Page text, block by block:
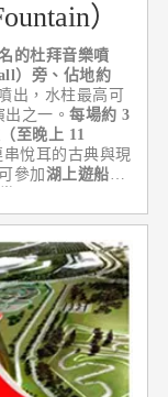
）
的杜拜音樂噴
）旁、佔地約
出，水柱最高可
出之一。每場約 3
至晚上 11
串悅耳的古典與現
參加 湖上遊船